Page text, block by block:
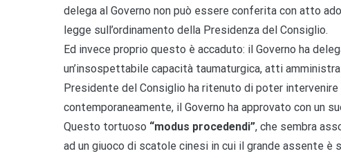
delega al Governo non può essere conferita con atto
legge sull’ordinamento della Presidenza del Consiglio.
Ed invece proprio questo è accaduto: il Governo ha
un’insospettabile capacità taumaturgica, atti
Presidente del Consiglio ha ritenuto di poter
contemporaneamente, il Governo ha approvato con un
Questo tortuoso “modus procedendi”, che sembra
ad un giuoco di scatole cinesi in cui il grande assente è